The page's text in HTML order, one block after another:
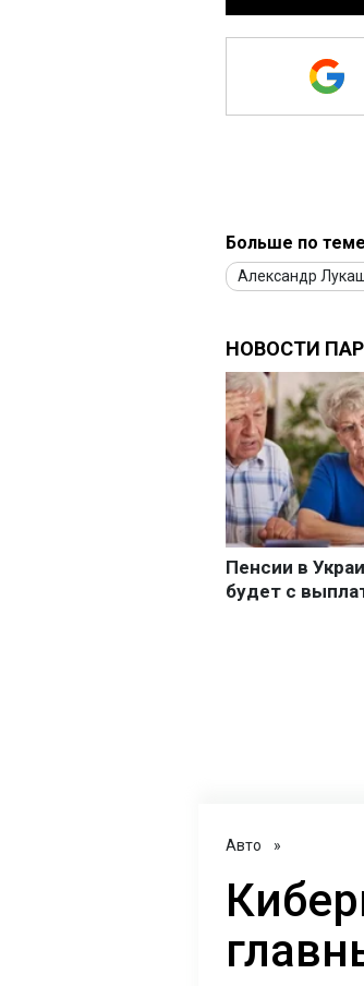
Больше по
Александр
Авто »